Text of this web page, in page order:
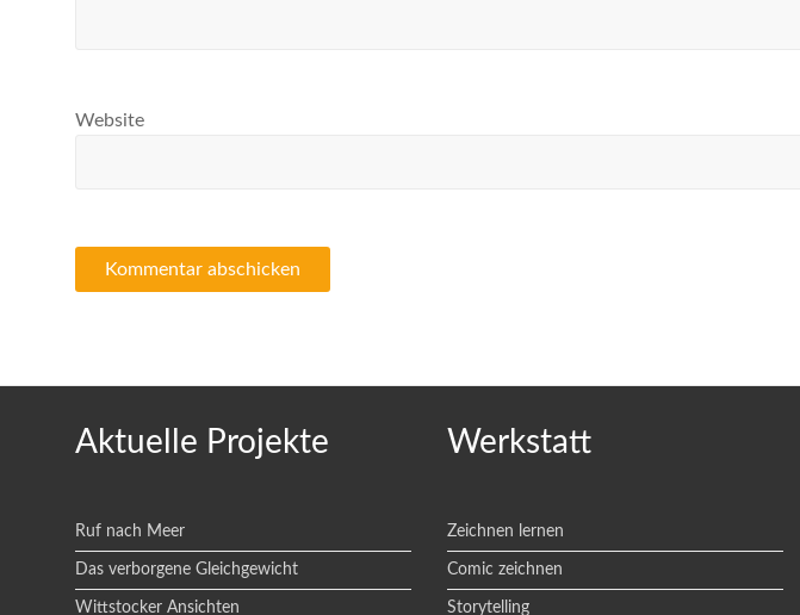
Website
Aktuelle Projekte
Ruf nach Meer
Das verborgene Gleichgewicht
Wittstocker Ansichten
Werkstatt
Zeichnen lernen
Comic zeichnen
Storytelling